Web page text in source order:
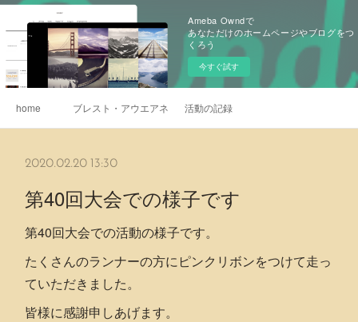
Ameba Owndで
あなただけのホームページやブログをつ
くろう
今すぐ試す
home ブレスト・アウエアネス 活動の記録
2020.02.20 13:30
第40回大会での様子です
第40回大会での活動の様子です。
たくさんのランナーの方にピンクリボンをつけて走っ
ていただきました。
皆様に感謝申しあげます。